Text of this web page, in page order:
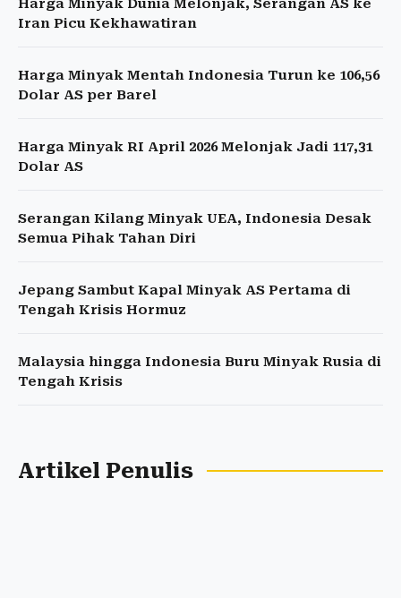
Harga Minyak Dunia Melonjak, Serangan AS ke
Iran Picu Kekhawatiran
Harga Minyak Mentah Indonesia Turun ke 106,56
Dolar AS per Barel
Harga Minyak RI April 2026 Melonjak Jadi 117,31
Dolar AS
Serangan Kilang Minyak UEA, Indonesia Desak
Semua Pihak Tahan Diri
Jepang Sambut Kapal Minyak AS Pertama di
Tengah Krisis Hormuz
Malaysia hingga Indonesia Buru Minyak Rusia di
Tengah Krisis
Artikel Penulis